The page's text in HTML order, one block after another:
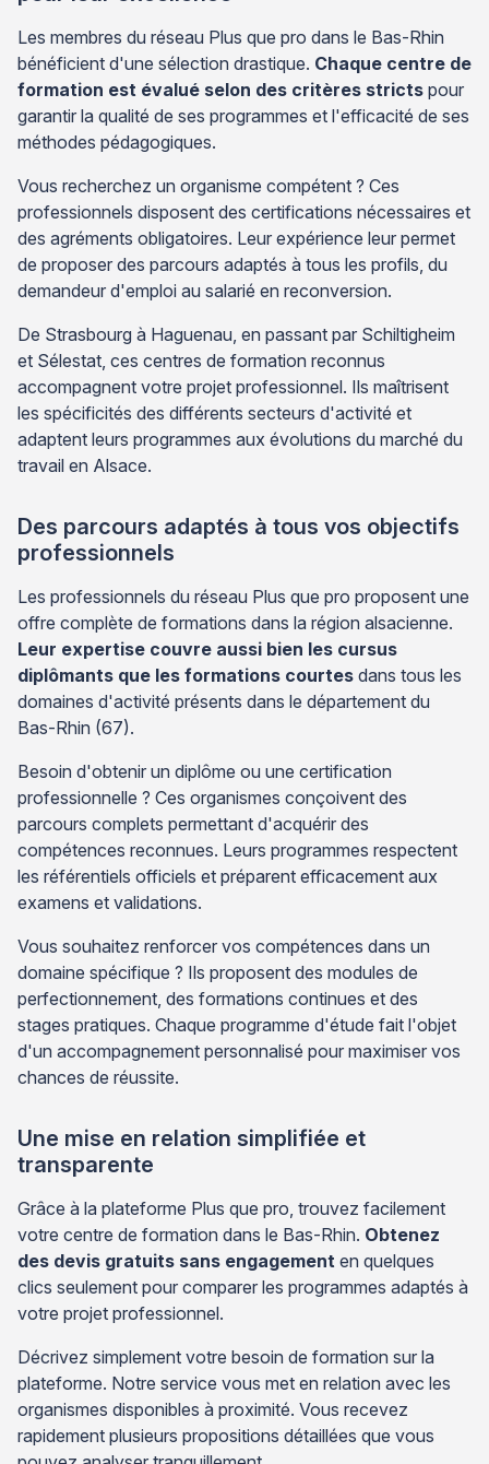
Les membres du réseau Plus que pro dans le Bas-Rhin
bénéficient d'une sélection drastique. Chaque centre de
formation est évalué selon des critères stricts pour
garantir la qualité de ses programmes et l'efficacité de ses
méthodes pédagogiques.
Vous recherchez un organisme compétent ? Ces
professionnels disposent des certifications nécessaires et
des agréments obligatoires. Leur expérience leur permet
de proposer des parcours adaptés à tous les profils, du
demandeur d'emploi au salarié en reconversion.
De Strasbourg à Haguenau, en passant par Schiltigheim
et Sélestat, ces centres de formation reconnus
accompagnent votre projet professionnel. Ils maîtrisent
les spécificités des différents secteurs d'activité et
adaptent leurs programmes aux évolutions du marché du
travail en Alsace.
Des parcours adaptés à tous vos objectifs
professionnels
Les professionnels du réseau Plus que pro proposent une
offre complète de formations dans la région alsacienne.
Leur expertise couvre aussi bien les cursus
diplômants que les formations courtes dans tous les
domaines d'activité présents dans le département du
Bas-Rhin (67).
Besoin d'obtenir un diplôme ou une certification
professionnelle ? Ces organismes conçoivent des
parcours complets permettant d'acquérir des
compétences reconnues. Leurs programmes respectent
les référentiels officiels et préparent efficacement aux
examens et validations.
Vous souhaitez renforcer vos compétences dans un
domaine spécifique ? Ils proposent des modules de
perfectionnement, des formations continues et des
stages pratiques. Chaque programme d'étude fait l'objet
d'un accompagnement personnalisé pour maximiser vos
chances de réussite.
Une mise en relation simplifiée et
transparente
Grâce à la plateforme Plus que pro, trouvez facilement
votre centre de formation dans le Bas-Rhin. Obtenez
des devis gratuits sans engagement en quelques
clics seulement pour comparer les programmes adaptés à
votre projet professionnel.
Décrivez simplement votre besoin de formation sur la
plateforme. Notre service vous met en relation avec les
organismes disponibles à proximité. Vous recevez
rapidement plusieurs propositions détaillées que vous